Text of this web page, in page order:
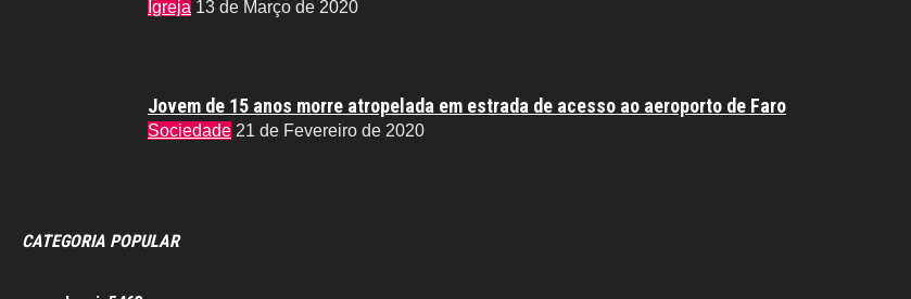
Igreja 13 de Março de 2020
Jovem de 15 anos morre atropelada em estrada de acesso ao aeroporto de Faro
Sociedade 21 de Fevereiro de 2020
CATEGORIA POPULAR